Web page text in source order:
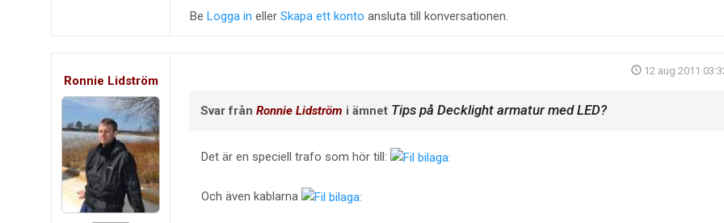
Be Logga in eller Skapa ett konto ansluta till konversationen.
Ronnie Lidström
12 aug 2011
Svar från Ronnie Lidström i ämnet Tips på Decklight armatur med LED?
Det är en speciell trafo som hör till:
Och även kablarna